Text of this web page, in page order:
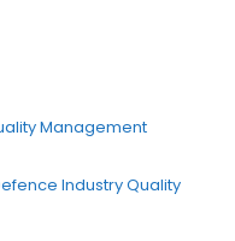
Management
Industry Quality